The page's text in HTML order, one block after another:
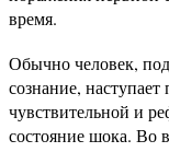
время.
Обычно человек,
сознание,
чувствительной и
состояние шока. Во